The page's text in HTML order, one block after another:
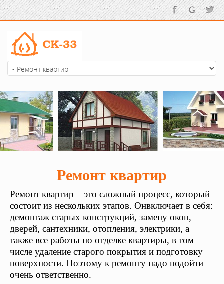
Ремонт квартир
Ремонт квартир – это сложный процесс, который
состоит из нескольких этапов. Онвключает в себя:
демонтаж старых конструкций, замену окон,
дверей, сантехники, отопления, электрики, а
также все работы по отделке квартиры, в том
числе удаление старого покрытия и подготовку
поверхности. Поэтому к ремонту надо подойти
очень ответственно.